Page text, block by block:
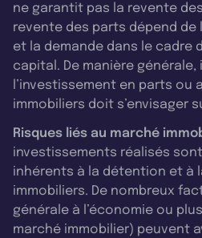
ne garantit pas la revente des
revente des parts dépend de
et la demande dans le cadre
capital. De manière
l’investissement en parts ou
immobiliers doit s’envisager
Risques liés au marché
investissements réalisés
inhérents à la détention et à
immobiliers. De nombreux
générale à l’économie ou
marché immobilier) peuvent